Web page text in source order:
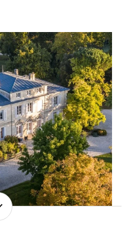
0,3 g/l
3,62 g/l
68 mg/l
Ja
Hovedparten 12
måneder på fad. 39%
nye. Derudover indgår
vin fra 6 amfora.
8-12 år fra høståret.
15 - 17°C
Flaske (75 cl)
300974